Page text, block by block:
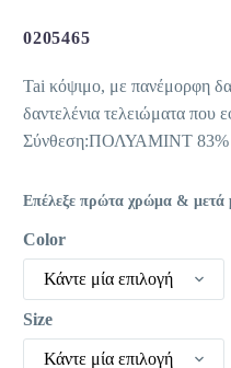
9,95 €.
0205465
Tai κόψιμο, με πανέμορφη
δαντελένια τελειώματα που
Σύνθεση:ΠΟΛΥΑΜΙΝΤ
Επέλεξε πρώτα χρώμα & μετά
Color
Κάντε μία επιλογή
Size
Κάντε μία επιλογή